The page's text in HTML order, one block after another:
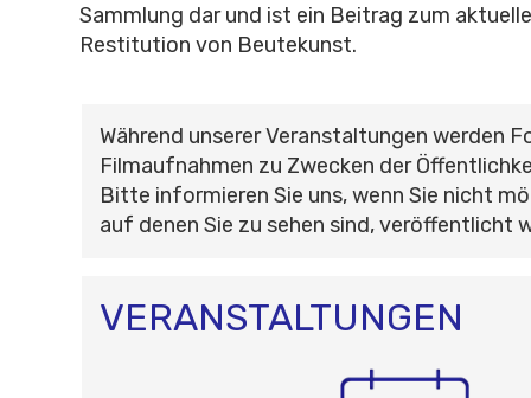
Sammlung dar und ist ein Beitrag zum
Restitution von Beutekunst.
Während unserer Veranstaltungen werden
Filmaufnahmen zu Zwecken der
Bitte informieren Sie uns, wenn Sie nicht
auf denen Sie zu sehen sind, veröffentlicht
VERANSTALTUNGEN